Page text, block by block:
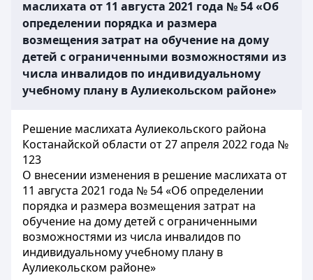
маслихата от 11 августа 2021 года № 54 «Об
определении порядка и размера
возмещения затрат на обучение на дому
детей с ограниченными возможностями из
числа инвалидов по индивидуальному
учебному плану в Аулиекольском районе»
Решение маслихата Аулиекольского района
Костанайской области от 27 апреля 2022 года №
123
О внесении изменения в решение маслихата от
11 августа 2021 года № 54 «Об определении
порядка и размера возмещения затрат на
обучение на дому детей с ограниченными
возможностями из числа инвалидов по
индивидуальному учебному плану в
Аулиекольском районе»